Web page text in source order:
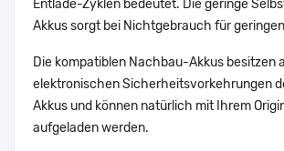
Entlade-Zyklen bedeutet. Die geringe
Akkus sorgt bei Nichtgebrauch für
Die kompatiblen Nachbau-Akkus besitzen
elektronischen Sicherheitsvorkehrungen
Akkus und können natürlich mit Ihrem
aufgeladen werden.